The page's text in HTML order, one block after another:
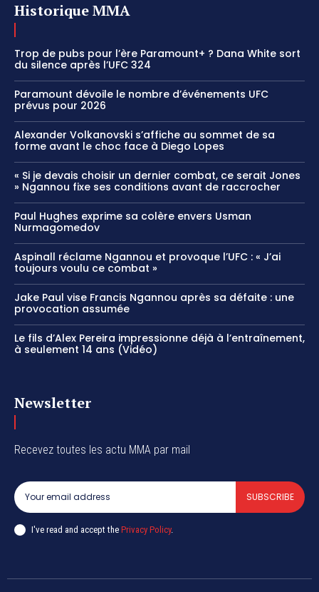
Historique MMA
Trop de pubs pour l’ère Paramount+ ? Dana White sort
du silence après l’UFC 324
Paramount dévoile le nombre d’événements UFC
prévus pour 2026
Alexander Volkanovski s’affiche au sommet de sa
forme avant le choc face à Diego Lopes
« Si je devais choisir un dernier combat, ce serait Jones
» Ngannou fixe ses conditions avant de raccrocher
Paul Hughes exprime sa colère envers Usman
Nurmagomedov
Aspinall réclame Ngannou et provoque l’UFC : « J’ai
toujours voulu ce combat »
Jake Paul vise Francis Ngannou après sa défaite : une
provocation assumée
Le fils d’Alex Pereira impressionne déjà à l’entraînement,
à seulement 14 ans (Vidéo)
Newsletter
Recevez toutes les actu MMA par mail
SUBSCRIBE
I've read and accept the Privacy Policy.